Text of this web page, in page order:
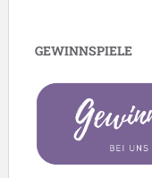
GEWINNSPIELE